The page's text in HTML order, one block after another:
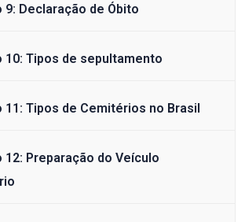
9: Declaração de Óbito
10: Tipos de sepultamento
11: Tipos de Cemitérios no Brasil
12: Preparação do Veículo